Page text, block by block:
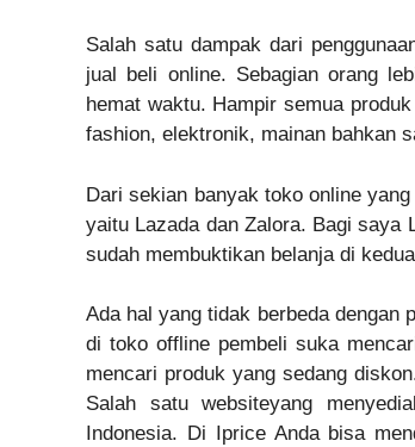
Salah satu dampak dari
jual beli online. Sebagian orang
hemat waktu. Hampir semua
fashion, elektronik, mainan bahkan
Dari sekian banyak toko online
yaitu Lazada dan Zalora. Bagi saya
sudah membuktikan belanja di
Ada hal yang tidak berbeda dengan
di toko offline pembeli suka
mencari produk yang sedang
Salah satu websiteyang
Indonesia. Di Iprice Anda bisa